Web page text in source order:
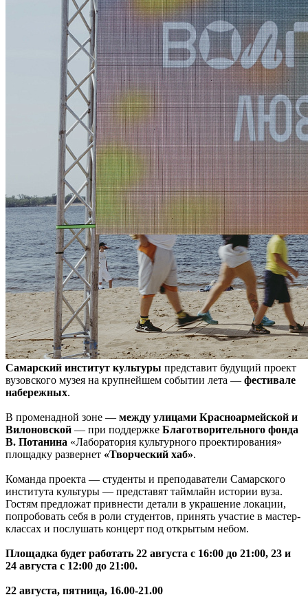
Самарский институт культуры представит будущий проект
вузовского музея на крупнейшем событии лета — фестивале
набережных.
В променадной зоне — между улицами Красноармейской и
Вилоновской — при поддержке Благотворительного фонда
В. Потанина «Лаборатория культурного проектирования»
площадку развернет «Творческий хаб».
Команда проекта — студенты и преподаватели Самарского
института культуры — представят таймлайн истории вуза.
Гостям предложат привнести детали в украшение локации,
попробовать себя в роли студентов, принять участие в мастер-
классах и послушать концерт под открытым небом.
Площадка будет работать 22 августа с 16:00 до 21:00, 23 и
24 августа с 12:00 до 21:00.
22 августа, пятница, 16.00-21.00